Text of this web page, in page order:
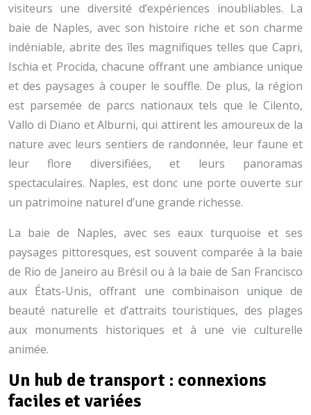
visiteurs une diversité d’expériences inoubliables. La
baie de Naples, avec son histoire riche et son charme
indéniable, abrite des îles magnifiques telles que Capri,
Ischia et Procida, chacune offrant une ambiance unique
et des paysages à couper le souffle. De plus, la région
est parsemée de parcs nationaux tels que le Cilento,
Vallo di Diano et Alburni, qui attirent les amoureux de la
nature avec leurs sentiers de randonnée, leur faune et
leur flore diversifiées, et leurs panoramas
spectaculaires. Naples, est donc une porte ouverte sur
un patrimoine naturel d’une grande richesse.
La baie de Naples, avec ses eaux turquoise et ses
paysages pittoresques, est souvent comparée à la baie
de Rio de Janeiro au Brésil ou à la baie de San Francisco
aux États-Unis, offrant une combinaison unique de
beauté naturelle et d’attraits touristiques, des plages
aux monuments historiques et à une vie culturelle
animée.
Un hub de transport : connexions
faciles et variées